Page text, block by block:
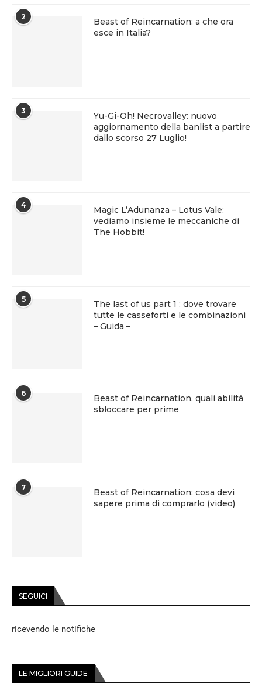
2
Beast of Reincarnation: a che ora
esce in Italia?
3
Yu-Gi-Oh! Necrovalley: nuovo
aggiornamento della banlist a partire
dallo scorso 27 Luglio!
4
Magic L’Adunanza – Lotus Vale:
vediamo insieme le meccaniche di
The Hobbit!
5
The last of us part 1 : dove trovare
tutte le casseforti e le combinazioni
– Guida –
6
Beast of Reincarnation, quali abilità
sbloccare per prime
7
Beast of Reincarnation: cosa devi
sapere prima di comprarlo (video)
SEGUICI
ricevendo le notifiche
LE MIGLIORI GUIDE